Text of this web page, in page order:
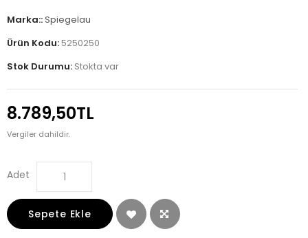
Marka::Spiegelau
Ürün Kodu:5250250
Stok Durumu: Stokta var
8.789,50TL
Vergiler dahildir.
Adet
Sepete Ekle